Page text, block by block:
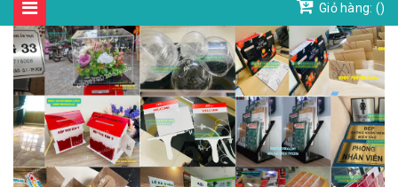
Giỏ hàng: ()